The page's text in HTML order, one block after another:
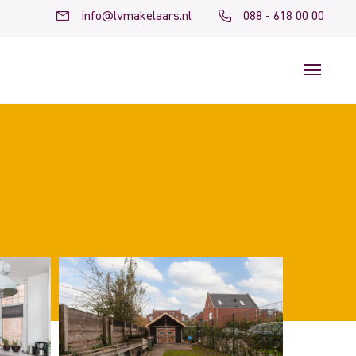
info@lvmakelaars.nl 088 - 618 00 00